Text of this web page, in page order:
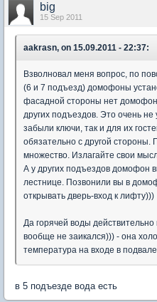
big
15 Sep 2011
aakrasn, on 15.09.2011 - 22:37:
Взволновал меня вопрос, по
(6 и 7 подъезд) домофоны
фасадной стороны нет
других подъездов. Это очень
забыли ключи, так и для их
обязательно с другой
множество. Излагайте свои
А у других подъездов домофон
лестнице. Позвонили вы в
открывать дверь-вход к лифту)))
Да горячей воды
вообще не заикался))) - она
температура на входе в
в 5 подъезде вода есть